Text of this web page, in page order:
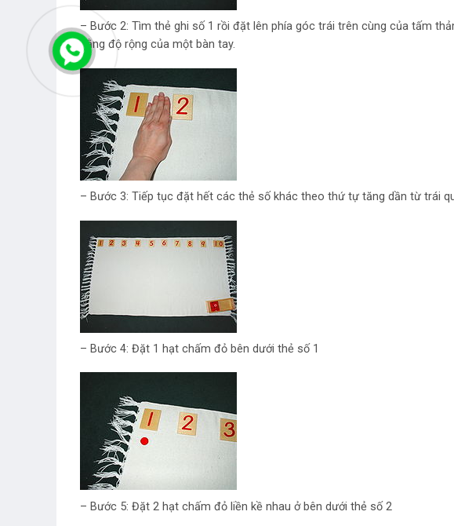
– Bước 2: Tìm thẻ ghi số 1 rồi đặt lên phía góc trái trên cùng của tấm
bằng độ rộng của một bàn tay.
– Bước 3: Tiếp tục đặt hết các thẻ số khác theo thứ tự tăng dần từ trái
– Bước 4: Đặt 1 hạt chấm đỏ bên dưới thẻ số 1
– Bước 5: Đặt 2 hạt chấm đỏ liền kề nhau ở bên dưới thẻ số 2